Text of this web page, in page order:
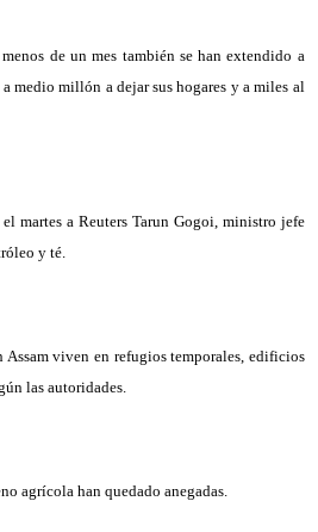
de un mes también se han extendido a
medio millón a dejar sus hogares y a miles al
martes a Reuters Tarun Gogoi, ministro jefe
y té.
Assam viven en refugios temporales, edificios
las autoridades.
agrícola han quedado anegadas.